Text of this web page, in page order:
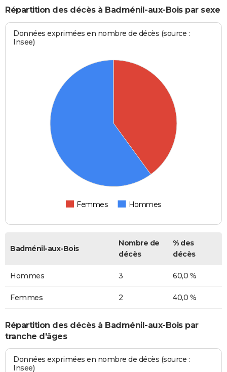
Répartition des décès à Badménil-aux-Bois par sexe
Données exprimées en nombre de décès (source :
Insee)
Femmes Hommes
Badménil-aux-Bois
Nombre de
décès
% des
décès
Hommes 3 60,0 %
Femmes 2 40,0 %
Répartition des décès à Badménil-aux-Bois par
tranche d'âges
Données exprimées en nombre de décès (source :
Insee)